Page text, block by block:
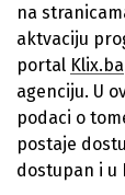
na
aktvaciju
portal Klix.ba
agenciju. U
podaci o
postaje
dostupan i u